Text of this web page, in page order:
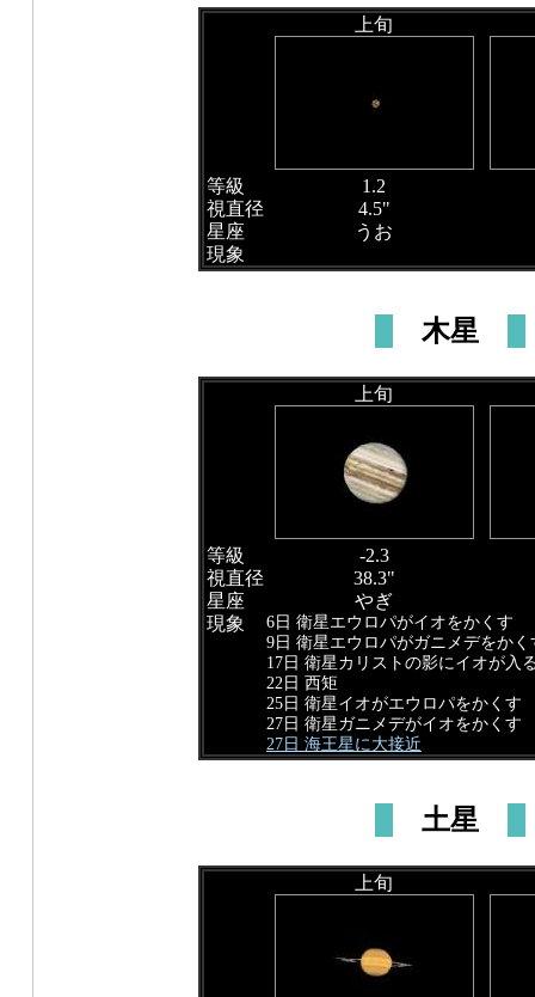
上旬
等級
1.2
視直径
4.5"
星座
うお
現象
木星
上旬
等級
-2.3
視直径
38.3"
星座
やぎ
現象
6日 衛星エウロパがイオをかくす
9日 衛星エウロパがガニメデをかく
17日 衛星カリストの影にイオが入
22日 西矩
25日 衛星イオがエウロパをかくす
27日 衛星ガニメデがイオをかくす
27日 海王星に大接近
土星
上旬